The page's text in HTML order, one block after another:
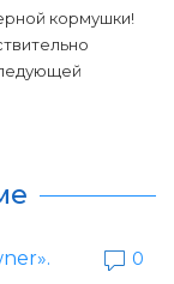
кормушки!
0